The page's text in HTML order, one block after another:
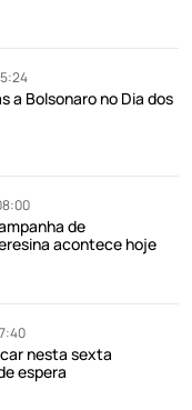
a Bolsonaro no Dia dos
de
acontece hoje
nesta sexta
espera